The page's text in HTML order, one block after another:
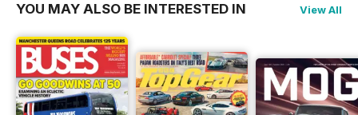
YOU MAY ALSO BE INTERESTED IN View All